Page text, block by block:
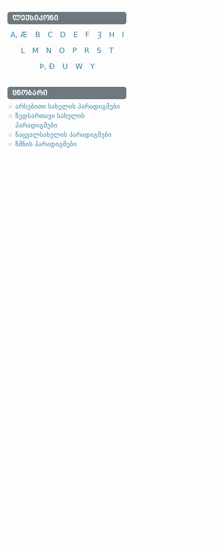
ᲚᲔᲥᲡᲘᲙᲝᲜᲘ
A, Æ B C D E F Ȝ H
I
L
M N O P R S
T
Þ, Ð
U W Y
ᲪᲜᲝᲑᲐᲠᲘ
არსებითი სახელის პარადიგმები
ზედსართავი სახელის
პარადიგმები
ნაცვალსახელის პარადიგმები
ზმნის პარადიგმები